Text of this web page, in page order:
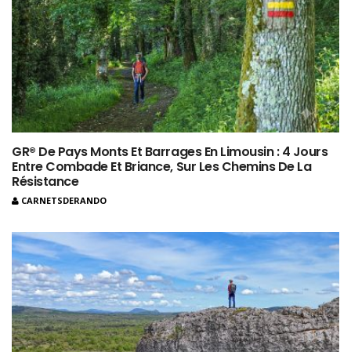
GR® De Pays Monts Et Barrages En Limousin : 4 Jours
Entre Combade Et Briance, Sur Les Chemins De La
Résistance
CARNETSDERANDO